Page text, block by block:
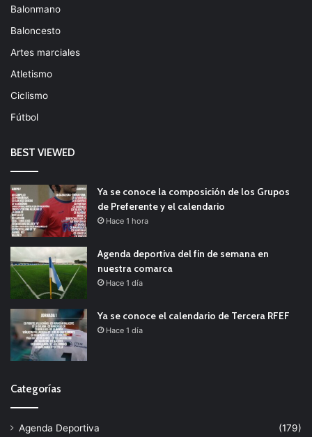
Balonmano
Baloncesto
Artes marciales
Atletismo
Ciclismo
Fútbol
BEST VIEWED
Ya se conoce la composición de los Grupos
de Preferente y el calendario
Hace 1 hora
Agenda deportiva del fin de semana en
nuestra comarca
Hace 1 día
Ya se conoce el calendario de Tercera RFEF
Hace 1 día
Categorías
Agenda Deportiva
(179)